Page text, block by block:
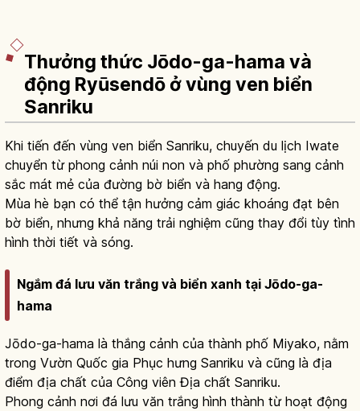
Thưởng thức Jōdo-ga-hama và
động Ryūsendō ở vùng ven biển
Sanriku
Khi tiến đến vùng ven biển Sanriku, chuyến du lịch Iwate
chuyển từ phong cảnh núi non và phố phường sang cảnh
sắc mát mẻ của đường bờ biển và hang động.
Mùa hè bạn có thể tận hưởng cảm giác khoáng đạt bên
bờ biển, nhưng khả năng trải nghiệm cũng thay đổi tùy tình
hình thời tiết và sóng.
Ngắm đá lưu văn trắng và biển xanh tại Jōdo-ga-
hama
Jōdo-ga-hama là thắng cảnh của thành phố Miyako, nằm
trong Vườn Quốc gia Phục hưng Sanriku và cũng là địa
điểm địa chất của Công viên Địa chất Sanriku.
Phong cảnh nơi đá lưu văn trắng hình thành từ hoạt động